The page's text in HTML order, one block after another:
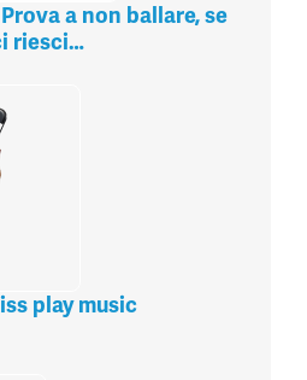
a non ballare, se
riesci…
play music